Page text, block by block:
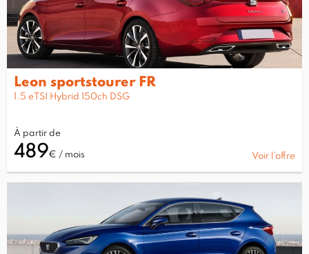
Leon sportstourer FR
1.5 eTSI Hybrid 150ch DSG
À partir de
489€ / mois Voir l’offre